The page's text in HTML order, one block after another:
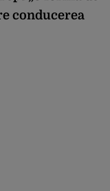
conducerea